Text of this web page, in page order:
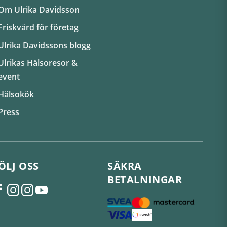
Ulrika Davidsson
för företag
Davidssons blogg
Hälsoresor &
OSS
SÄKRA
BETALNINGAR